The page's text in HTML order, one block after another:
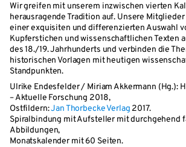
Wir greifen mit unserem inzwischen vierten
herausragende Tradition auf. Unsere
einer exquisiten und differenzierten Auswahl
Kupferstichen und wissenschaftlichen Texten
des 18./19. Jahrhunderts und verbinden die
historischen Vorlagen mit heutigen
Standpunkten.
Ulrike Endesfelder / Miriam Akkermann (Hg.):
– Aktuelle Forschung 2018,
Ostfildern:Jan Thorbecke Verlag 2017.
Spiralbindung mit Aufsteller mit durchgehend
Abbildungen,
Monatskalender mit 60 Seiten.